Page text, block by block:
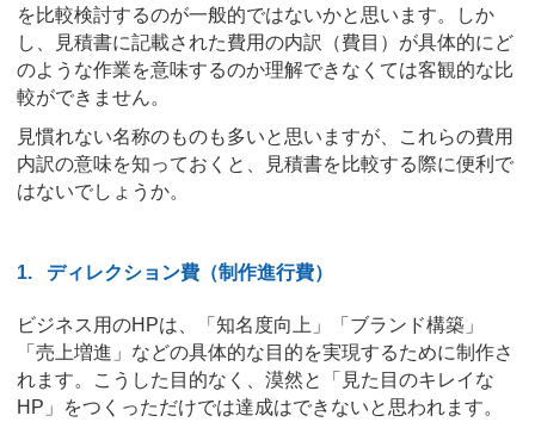
を比較検討するのが一般的ではないかと思います。しか
し、見積書に記載された費用の内訳（費目）が具体的にど
のような作業を意味するのか理解できなくては客観的な比
較ができません。
見慣れない名称のものも多いと思いますが、これらの費用
内訳の意味を知っておくと、見積書を比較する際に便利で
はないでしょうか。
1. ディレクション費（制作進行費）
ビジネス用のHPは、「知名度向上」「ブランド構築」
「売上増進」などの具体的な目的を実現するために制作さ
れます。こうした目的なく、漠然と「見た目のキレイな
HP」をつくっただけでは達成はできないと思われます。